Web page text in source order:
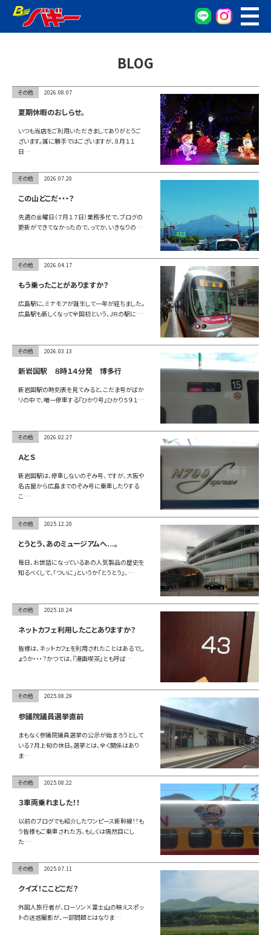
WEB予約
無料査定窓口
車両検索
車検/整備
グーネット在庫確認
お問い合わせ
BLOG
その他 2026.08.07
夏期休暇のおしらせ。
いつも当店をご利用いただきましてありがとうご
ざいます。誠に勝手ではございますが、８月１１
日…
その他 2026.07.20
この山どこだ・・・？
先週の金曜日（７月１７日）業務多忙で、ブログの
更新ができてなかったので、ってか、いきなりの…
その他 2026.04.17
もう乗ったことがありますか？
広島駅に、ミナモアが誕生して一年が経ちました。
広島駅も新しくなって全国初という、ＪＲの駅に…
その他 2026.03.13
新岩国駅 ８時１４分発 博多行
新岩国駅の時刻表を見てみると、こだま号がばか
リの中で、唯一停車する『ひかり号』ひかり５９１…
その他 2026.02.27
ＡとＳ
新岩国駅は、停車しないのぞみ号、ですが、大阪や
名古屋から広島までのぞみ号に乗車したりする
こ…
その他 2025.12.20
とうとう、あのミュージアムへ...。
毎日、お世話になっているあの人気製品の歴史を
知るべくして、「ついに」というか『とうとう』、…
その他 2025.10.24
ネットカフェ利用したことありますか？
皆様は、ネットカフェを利用されたことはあるでし
ょうか・・・？かつては、『漫画喫茶』とも呼ば…
その他 2025.08.29
参議院議員選挙直前
まもなく参議院議員選挙の公示が始まろうとして
いる７月上旬の休日。選挙とは、全く関係はあり
ま…
その他 2025.08.22
３車両乗れました！！
以前のブログでも紹介したワンピース新幹線！！も
う皆様もご乗車された方、もしくは偶然目にし
た…
その他 2025.07.11
クイズ！ここどこだ？
外国人旅行者が、ローソン×富士山の映えスポッ
トの迷惑撮影が、一部問題とはなりま…